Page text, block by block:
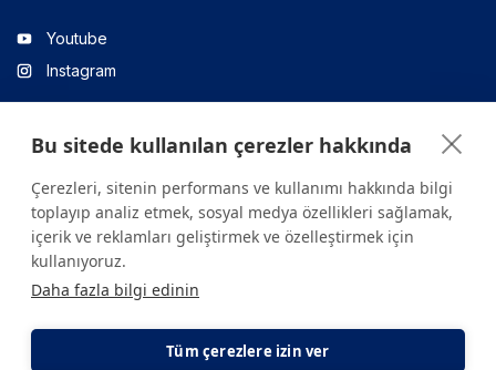
Youtube
Instagram
Linkedin
Sitede yer alan tüm içerikler yalnızca bilgilendirme amaçlıdır.
Sağlığınızla ilgili sorularınız için mutlaka doktoruza ya da bir sağlık
kuruluşuna başvurunuz.
Bu sitede kullanılan çerezler hakkında
Çerezleri, sitenin performans ve kullanımı hakkında bilgi
toplayıp analiz etmek, sosyal medya özellikleri sağlamak,
içerik ve reklamları geliştirmek ve özelleştirmek için
kullanıyoruz.
Daha fazla bilgi edinin
Tüm çerezlere izin ver